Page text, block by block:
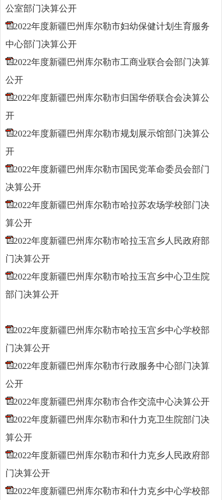
公室部门决算公开
2022年度新疆巴州库尔勒市妇幼保健计划生育服务
中心部门决算公开
2022年度新疆巴州库尔勒市工商业联合会部门决算
公开
2022年度新疆巴州库尔勒市归国华侨联合会决算公
开
2022年度新疆巴州库尔勒市规划展示馆部门决算公
开
2022年度新疆巴州库尔勒市国民党革命委员会部门
决算公开
2022年度新疆巴州库尔勒市哈拉苏农场学校部门决
算公开
2022年度新疆巴州库尔勒市哈拉玉宫乡人民政府部
门决算公开
2022年度新疆巴州库尔勒市哈拉玉宫乡中心卫生院
部门决算公开
2022年度新疆巴州库尔勒市哈拉玉宫乡中心学校部
门决算公开
2022年度新疆巴州库尔勒市行政服务中心部门决算
公开
2022年度新疆巴州库尔勒市合作交流中心决算公开
2022年度新疆巴州库尔勒市和什力克卫生院部门决
算公开
2022年度新疆巴州库尔勒市和什力克乡人民政府部
门决算公开
2022年度新疆巴州库尔勒市和什力克乡中心学校部